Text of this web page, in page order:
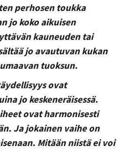
perhosen toukka
jo koko aikuisen
kauneuden tai
jo avautuvan kukan
tuoksun.
ovat
jo keskeneräisessä.
ovat harmonisesti
Ja jokainen vaihe on
Mitään niistä ei voi